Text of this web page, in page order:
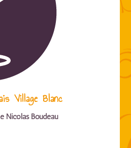
Village Blanc
Nicolas Boudeau